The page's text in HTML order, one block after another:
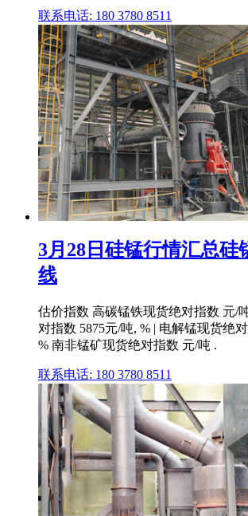
联系电话: 180 3780 8511
3月28日硅锰行情汇总硅
线
估价指数 高碳锰铁现货绝对指数 元/
对指数 5875元/吨, % | 电解锰现货绝
% 南非锰矿现货绝对指数 元/吨 .
联系电话: 180 3780 8511